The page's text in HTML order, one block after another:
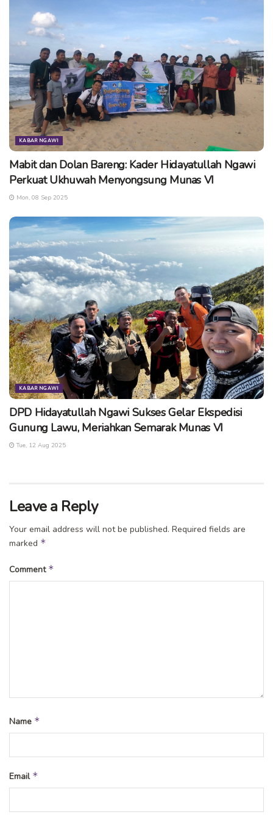
KABAR NGAWI
Mabit dan Dolan Bareng: Kader Hidayatullah Ngawi
Perkuat Ukhuwah Menyongsung Munas VI
Mon, 08 Sep 2025
KABAR NGAWI
DPD Hidayatullah Ngawi Sukses Gelar Ekspedisi
Gunung Lawu, Meriahkan Semarak Munas VI
Tue, 12 Aug 2025
Leave a Reply
Your email address will not be published. Required fields are
marked *
Comment *
Name *
Email *